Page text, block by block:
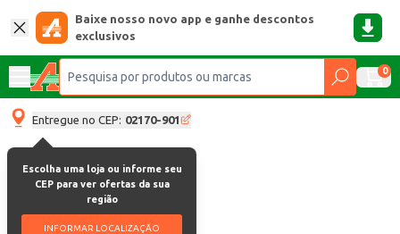
Baixe nosso novo app e ganhe descontos
exclusivos
0
Entregue no CEP: 02170-901
Escolha uma loja ou informe seu
CEP para ver ofertas da sua
região
INFORMAR LOCALIZAÇÃO
Atcllor
Atcllor